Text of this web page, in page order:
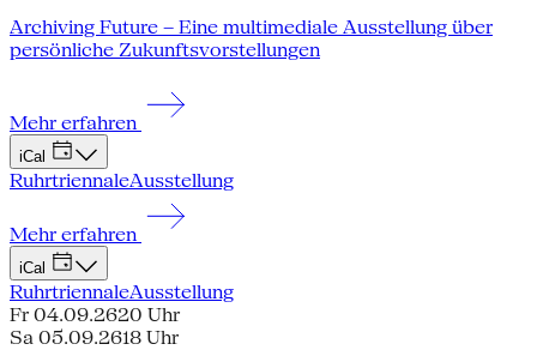
Archiving Future – Eine multimediale Ausstellung über
persönliche Zukunftsvorstellungen
Mehr erfahren
iCal
RuhrtriennaleAusstellung
Mehr erfahren
iCal
RuhrtriennaleAusstellung
Fr 04.09.2620 Uhr
Sa 05.09.2618 Uhr